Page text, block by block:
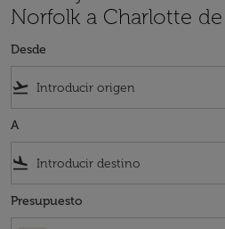
Norfolk a Charlotte
Desde
flight_takeoff
A
flight_land
Presupuesto